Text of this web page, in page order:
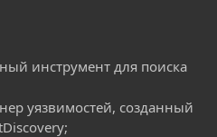
инструмент для поиска
уязвимостей, созданный